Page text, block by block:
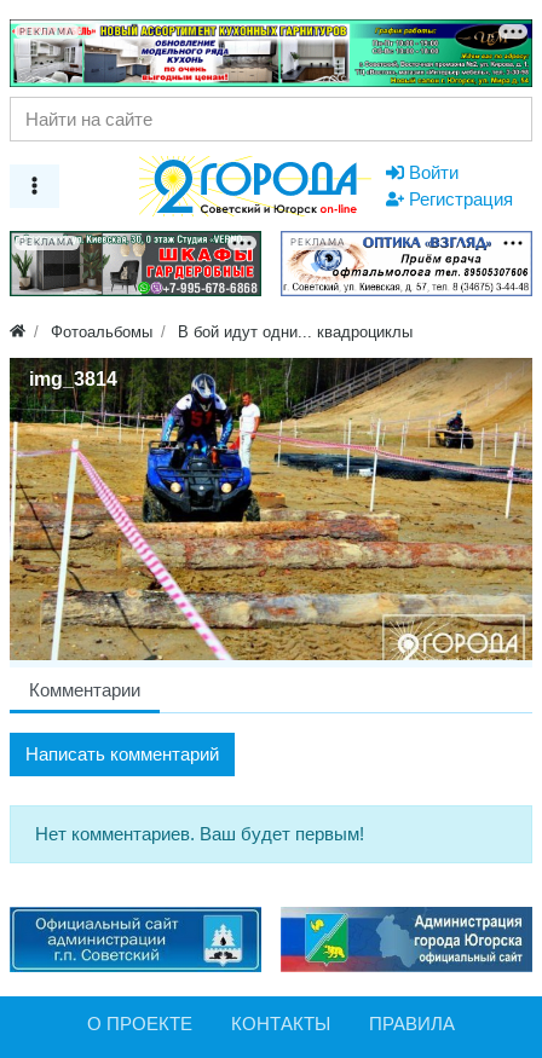
РЕКЛАМА
Войти
Регистрация
РЕКЛАМА РЕКЛАМА
Фотоальбомы В бой идут одни... квадроциклы
img_3814
Комментарии
Написать комментарий
Нет комментариев. Ваш будет первым!
О ПРОЕКТЕ КОНТАКТЫ ПРАВИЛА